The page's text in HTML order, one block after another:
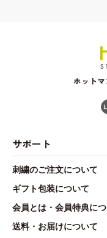
ホット
サポート
刺繍のご注文について
ギフト包装について
会員とは・会員特典に
送料・お届けについて